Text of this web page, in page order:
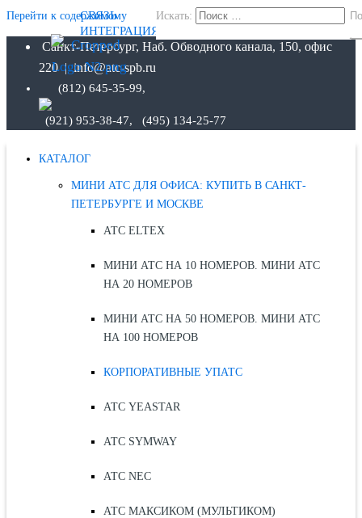
Перейти к содержимому
Санкт-Петербург, Наб. Обводного канала, 150, офис
220 | info@atc-spb.ru
(812) 645-35-99,
(921) 953-38-47, (495) 134-25-77
СВЯЗЬ
ИНТЕГРАЦИЯ
КАТАЛОГ
МИНИ АТС ДЛЯ ОФИСА: КУПИТЬ В САНКТ-
ПЕТЕРБУРГЕ И МОСКВЕ
АТС ELTEX
МИНИ АТС НА 10 НОМЕРОВ. МИНИ АТС
НА 20 НОМЕРОВ
МИНИ АТС НА 50 НОМЕРОВ. МИНИ АТС
НА 100 НОМЕРОВ
КОРПОРАТИВНЫЕ УПАТС
АТС YEASTAR
АТС SYMWAY
АТС NEC
АТС МАКСИКОМ (МУЛЬТИКОМ)
Искать: